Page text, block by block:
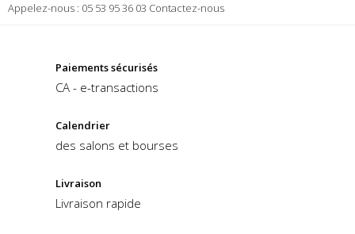
Appelez-nous : 05 53 95 36 03 Contactez-nous
Paiements sécurisés
CA - e-transactions
Calendrier
des salons et bourses
Livraison
Livraison rapide